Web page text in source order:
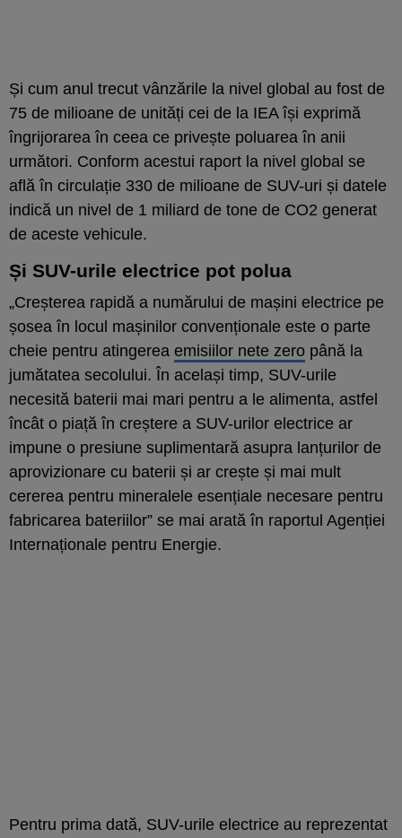
Și cum anul trecut vânzările la nivel global au fost de
75 de milioane de unități cei de la IEA își exprimă
îngrijorarea în ceea ce privește poluarea în anii
următori. Conform acestui raport la nivel global se
află în circulație 330 de milioane de SUV-uri și datele
indică un nivel de 1 miliard de tone de CO2 generat
de aceste vehicule.
Și SUV-urile electrice pot polua
„Creșterea rapidă a numărului de mașini electrice pe
șosea în locul mașinilor convenționale este o parte
cheie pentru atingerea emisiilor nete zero până la
jumătatea secolului. În același timp, SUV-urile
necesită baterii mai mari pentru a le alimenta, astfel
încât o piață în creștere a SUV-urilor electrice ar
impune o presiune suplimentară asupra lanțurilor de
aprovizionare cu baterii și ar crește și mai mult
cererea pentru mineralele esențiale necesare pentru
fabricarea bateriilor” se mai arată în raportul Agenției
Internaționale pentru Energie.
Pentru prima dată, SUV-urile electrice au reprezentat